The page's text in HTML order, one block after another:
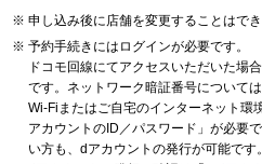
申し込み後に店舗を変更することはでき
予約手続きにはログインが必要です。
ドコモ回線にてアクセスいただいた場
です。ネットワーク暗証番号については
Wi-Fiまたはご自宅のインターネット環
アカウントのID／パスワード」が必要
い方も、dアカウントの発行が可能です。